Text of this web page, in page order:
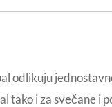
odlikuju
tako i za svečane i